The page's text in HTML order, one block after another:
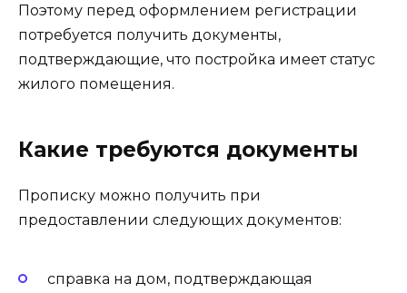
Поэтому перед оформлением регистрации
потребуется получить документы,
подтверждающие, что постройка имеет статус
жилого помещения.
Какие требуются документы
Прописку можно получить при
предоставлении следующих документов:
справка на дом, подтверждающая